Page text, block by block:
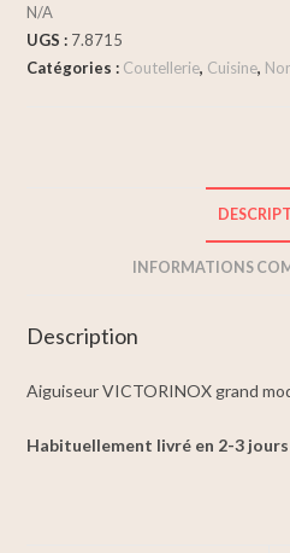
N/A
UGS : 7.8715
Catégories : Coutellerie, Cuisine,
INFORMATIONS
Description
Aiguiseur VICTORINOX grand
Habituellement livré en 2-3